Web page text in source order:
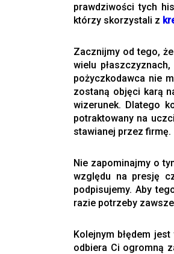
prawdziwości tych
którzy skorzystali z
Zacznijmy od tego,
wielu
pożyczkodawca nie
zostaną objęci karą
wizerunek. Dlatego
potraktowany na
stawianej przez firmę.
Nie zapominajmy o
względu na presję
podpisujemy. Aby
razie potrzeby
Kolejnym błędem
odbiera Ci ogromną